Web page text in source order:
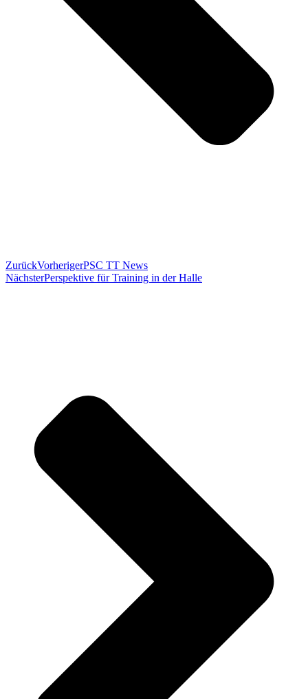
ZurückVorherigerPSC TT News
NächsterPerspektive für Training in der Halle